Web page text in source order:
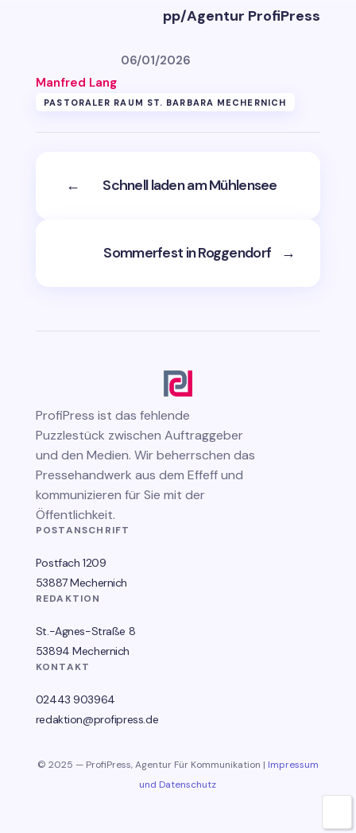
pp/Agentur ProfiPress
Manfred Lang
06/01/2026
PASTORALER RAUM ST. BARBARA MECHERNICH
← Schnell laden am Mühlensee
Sommerfest in Roggendorf →
ProfiPress ist das fehlende
Puzzlestück zwischen Auftraggeber
und den Medien. Wir beherrschen das
Pressehandwerk aus dem Effeff und
kommunizieren für Sie mit der
Öffentlichkeit.
POSTANSCHRIFT
Postfach 1209
53887 Mechernich
REDAKTION
St.-Agnes-Straße 8
53894 Mechernich
KONTAKT
02443 903964
redaktion@profipress.de
© 2025 — ProfiPress, Agentur Für Kommunikation | Impressum
und Datenschutz